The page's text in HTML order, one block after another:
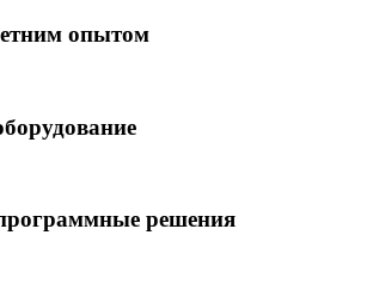
опытом
решения